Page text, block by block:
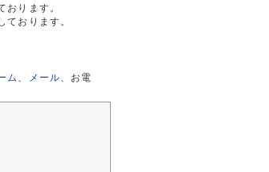
おります。
ております。
ム メール 、お電